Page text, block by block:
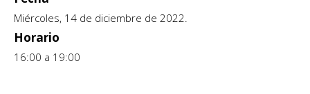
CCE en el interior/libros
Exposiciones
Formación
Miércoles, 14 de diciembre de 2022.
Horario
16:00 a 19:00